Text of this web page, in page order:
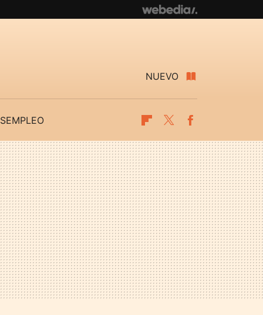
NUEVO
Flipboard
Twitter